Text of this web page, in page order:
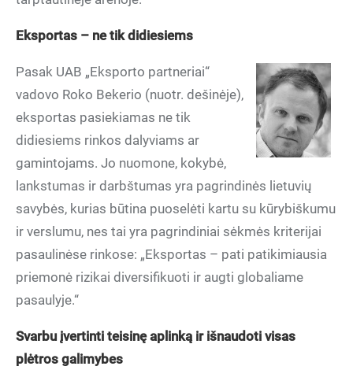
Eksportas – ne tik didiesiems
Pasak UAB „Eksporto partneriai“
vadovo Roko Bekerio (nuotr. dešinėje),
eksportas pasiekiamas ne tik
didiesiems rinkos dalyviams ar
gamintojams. Jo nuomone, kokybė,
lankstumas ir darbštumas yra pagrindinės lietuvių
savybės, kurias būtina puoselėti kartu su kūrybiškumu
ir verslumu, nes tai yra pagrindiniai sėkmės kriterijai
pasaulinėse rinkose: „Eksportas – pati patikimiausia
priemonė rizikai diversifikuoti ir augti globaliame
pasaulyje.“
Svarbu įvertinti teisinę aplinką ir išnaudoti visas
plėtros galimybes